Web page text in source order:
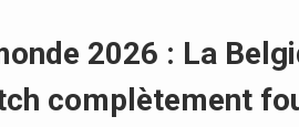
2026 : La
complètement